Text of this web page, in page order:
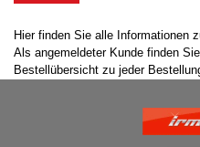
Hier finden Sie alle Informationen
Als angemeldeter Kunde finden
Bestellübersicht zu jeder